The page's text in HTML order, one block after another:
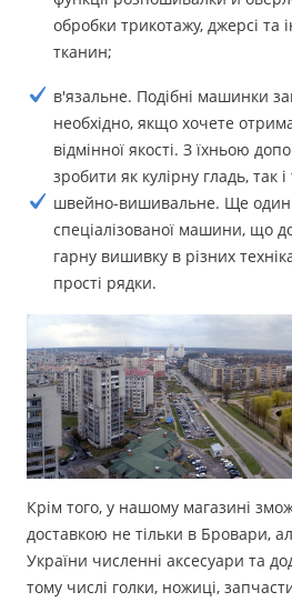
обробки трикотажу, джерсі та
тканин;
в'язальне. Подібні машинки
необхідно, якщо хочете
відмінної якості. З їхньою
зробити як кулірну гладь, так
швейно-вишивальне. Ще один
спеціалізованої машини, що
гарну вишивку в різних
прості рядки.
Крім того, у нашому магазині
доставкою не тільки в Бровари,
України численні аксесуари та
тому числі голки, ножиці,